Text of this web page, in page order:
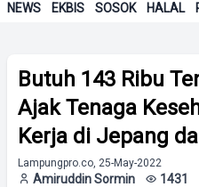
NEWS EKBIS SOSOK HALAL
Butuh 143 Ribu
Ajak Tenaga
Kerja di Jepang
Lampungpro.co, 25-May-2022
Amiruddin Sormin 1431